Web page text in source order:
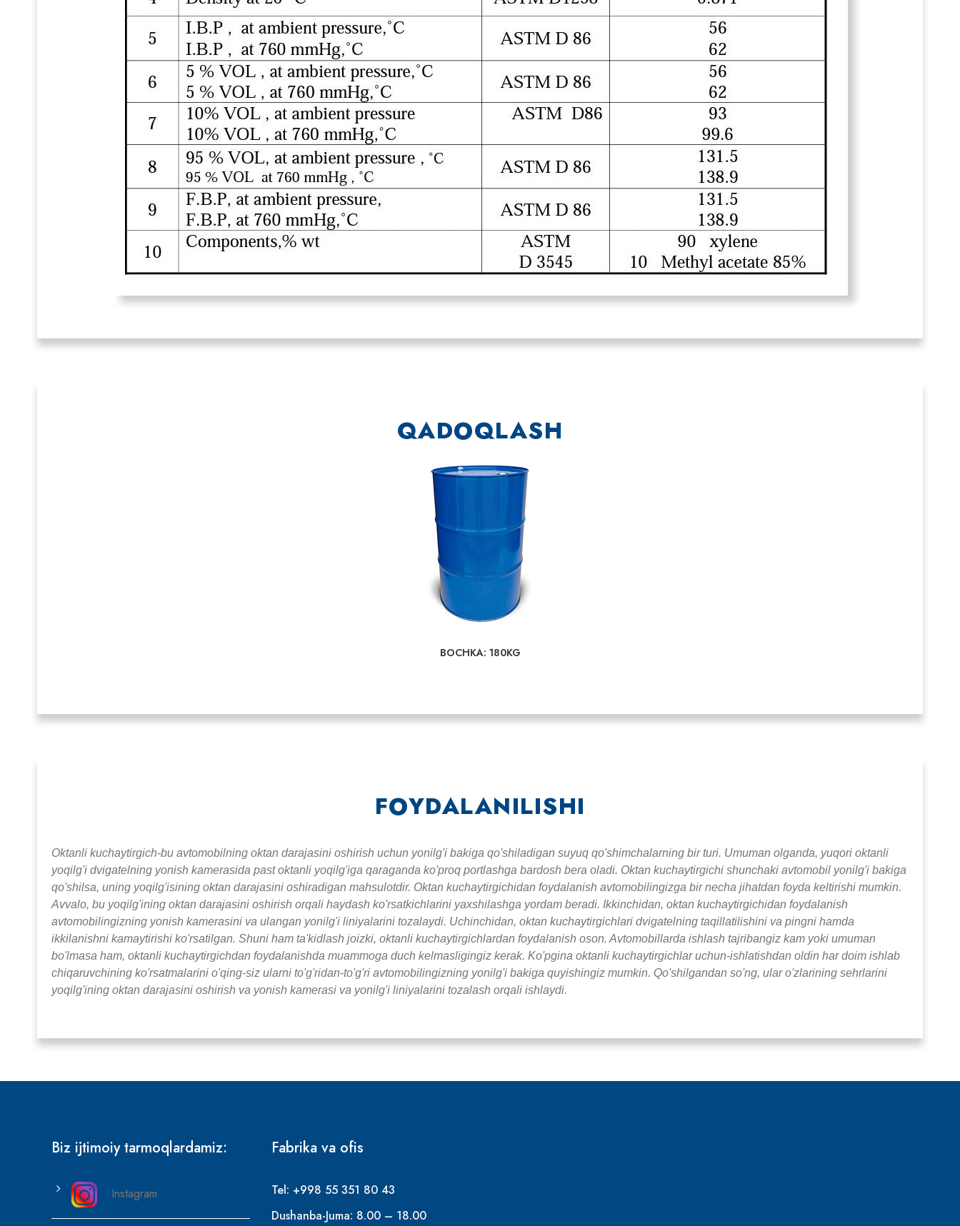
QADOQLASH
BOCHKA: 180KG
FOYDALANILISHI
Oktanli kuchaytirgich-bu avtomobilning oktan darajasini oshirish uchun yonilg'i bakiga qo'shiladigan suyuq qo'shimchalarning bir turi. Umuman olganda, yuqori oktanli
yoqilg'i dvigatelning yonish kamerasida past oktanli yoqilg'iga qaraganda ko'proq portlashga bardosh bera oladi. Oktan kuchaytirgichi shunchaki avtomobil yonilg'i bakiga
qo'shilsa, uning yoqilg'isining oktan darajasini oshiradigan mahsulotdir. Oktan kuchaytirgichidan foydalanish avtomobilingizga bir necha jihatdan foyda keltirishi mumkin.
Avvalo, bu yoqilg'ining oktan darajasini oshirish orqali haydash ko'rsatkichlarini yaxshilashga yordam beradi. Ikkinchidan, oktan kuchaytirgichidan foydalanish
avtomobilingizning yonish kamerasini va ulangan yonilg'i liniyalarini tozalaydi. Uchinchidan, oktan kuchaytirgichlari dvigatelning taqillatilishini va pingni hamda
ikkilanishni kamaytirishi ko'rsatilgan. Shuni ham ta'kidlash joizki, oktanli kuchaytirgichlardan foydalanish oson. Avtomobillarda ishlash tajribangiz kam yoki umuman
bo'lmasa ham, oktanli kuchaytirgichdan foydalanishda muammoga duch kelmasligingiz kerak. Ko'pgina oktanli kuchaytirgichlar uchun-ishlatishdan oldin har doim ishlab
chiqaruvchining ko'rsatmalarini o'qing-siz ularni to'g'ridan-to'g'ri avtomobilingizning yonilg'i bakiga quyishingiz mumkin. Qo'shilgandan so'ng, ular o'zlarining sehrlarini
yoqilg'ining oktan darajasini oshirish va yonish kamerasi va yonilg'i liniyalarini tozalash orqali ishlaydi.
Biz ijtimoiy tarmoqlardamiz:
Instagram
Fabrika va ofis
Tel: +998 55 351 80 43
Dushanba-Juma: 8.00 – 18.00